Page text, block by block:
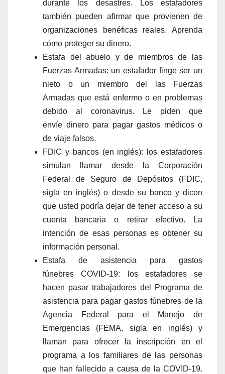
durante los desastres. Los estafadores
también pueden afirmar que provienen de
organizaciones benéficas reales. Aprenda
cómo proteger su dinero.
Estafa del abuelo y de miembros de las
Fuerzas Armadas: un estafador finge ser un
nieto o un miembro del las Fuerzas
Armadas que está enfermo o en problemas
debido al coronavirus. Le piden que
envíe dinero para pagar gastos médicos o
de viaje falsos.
FDIC y bancos (en inglés): los estafadores
simulan llamar desde la Corporación
Federal de Seguro de Depósitos (FDIC,
sigla en inglés) o desde su banco y dicen
que usted podría dejar de tener acceso a su
cuenta bancaria o retirar efectivo. La
intención de esas personas es obtener su
información personal.​​​​​​
Estafa de asistencia para gastos
fúnebres COVID-19: los estafadores se
hacen pasar trabajadores del Programa de
asistencia para pagar gastos fúnebres de la
Agencia Federal para el Manejo de
Emergencias (FEMA, sigla en inglés) y
llaman para ofrecer la inscripción en el
programa a los familiares de las personas
que han fallecido a causa de la COVID-19.